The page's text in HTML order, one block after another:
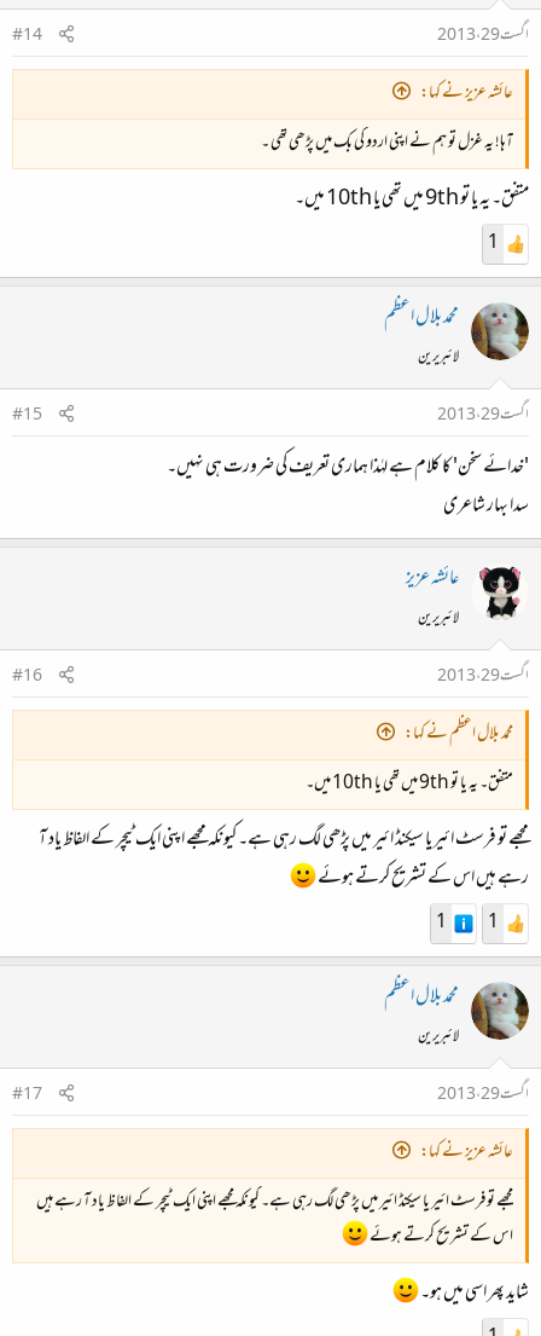
اگست 29، 2013
#14
عائشہ عزیز نے کہا:
آہا! یہ غزل تو ہم نے اپنی اردو کی بک میں پڑھی تھی ۔
متفق۔ یہ یا تو 9th میں تھی یا 10th میں۔
1
محمد بلال اعظم
لائبریرین
اگست 29، 2013
#15
'خدائے سخن' کا کلام ہے لہٰذا ہماری تعریف کی ضرورت ہی نہیں۔
سدا بہار شاعری
عائشہ عزیز
لائبریرین
اگست 29، 2013
#16
محمد بلال اعظم نے کہا:
متفق۔ یہ یا تو 9th میں تھی یا 10th میں۔
مجھے تو فرسٹ ائیر یا سیکنڈ ائیر میں پڑھی لگ رہی ہے۔ کیونکہ مجھے اپنی ایک ٹیچر کے الفاظ یاد آ
رہے ہیں اس کے تشریح کرتے ہوئے
1
1
محمد بلال اعظم
لائبریرین
اگست 29، 2013
#17
عائشہ عزیز نے کہا:
مجھے تو فرسٹ ائیر یا سیکنڈ ائیر میں پڑھی لگ رہی ہے۔ کیونکہ مجھے اپنی ایک ٹیچر کے الفاظ یاد آ رہے ہیں
اس کے تشریح کرتے ہوئے
شاید پھر اسی میں ہو۔